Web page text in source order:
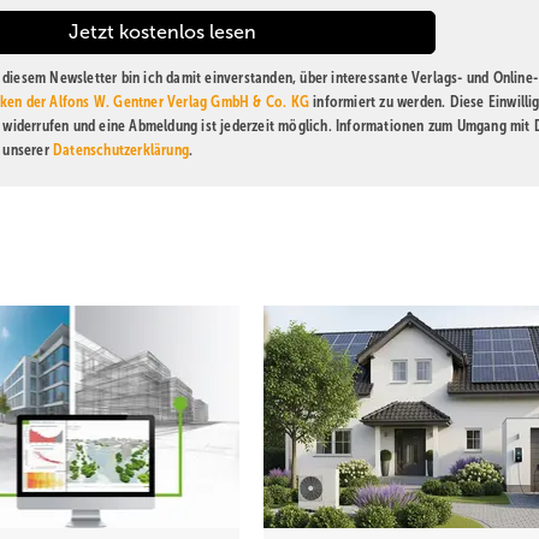
eingreifen. Unterstützend können Experten von
die integrierte Fernwartungslösung Connect CS zugreifen.
Wände und Decken der Obergeschosse aus Massivholz (ca.
diesem Newsletter bin ich damit einverstanden, über interessante Verlags- und Online-
der Alfons W. Gentner Verlag GmbH & Co. KG informiert zu werden. Diese
und eine Abmeldung ist jederzeit möglich. Informationen zum Umgang mit
Datenschutzerklärung.